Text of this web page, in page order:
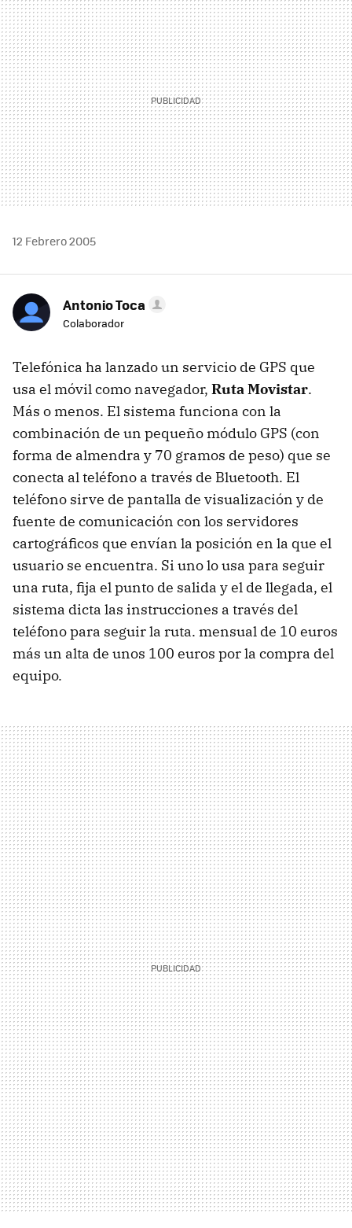
MAIL
12 Febrero 2005
Antonio Toca
Colaborador
Telefónica ha lanzado un servicio de GPS que
usa el móvil como navegador, Ruta Movistar.
Más o menos. El sistema funciona con la
combinación de un pequeño módulo GPS (con
forma de almendra y 70 gramos de peso) que se
conecta al teléfono a través de Bluetooth. El
teléfono sirve de pantalla de visualización y de
fuente de comunicación con los servidores
cartográficos que envían la posición en la que el
usuario se encuentra. Si uno lo usa para seguir
una ruta, fija el punto de salida y el de llegada, el
sistema dicta las instrucciones a través del
teléfono para seguir la ruta. mensual de 10 euros
más un alta de unos 100 euros por la compra del
equipo.